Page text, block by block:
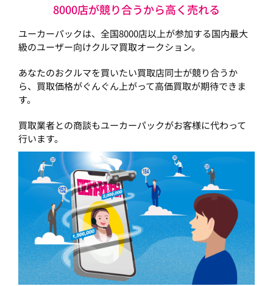
8000店が競り合うから高く売れる
ユーカーパックは、全国8000店以上が参加する国内最大
級のユーザー向けクルマ買取オークション。
あなたのおクルマを買いたい買取店同士が競り合うか
ら、買取価格がぐんぐん上がって高価買取が期待できま
す。
買取業者との商談もユーカーパックがお客様に代わって
行います。